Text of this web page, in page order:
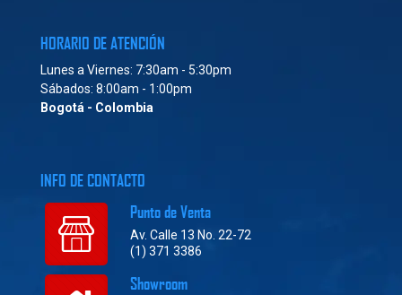
HORARIO DE ATENCIÓN
Lunes a Viernes: 7:30am - 5:30pm
Sábados: 8:00am - 1:00pm
Bogotá - Colombia
INFO DE CONTACTO
Punto de Venta
Av. Calle 13 No. 22-72
(1) 371 3386
Showroom